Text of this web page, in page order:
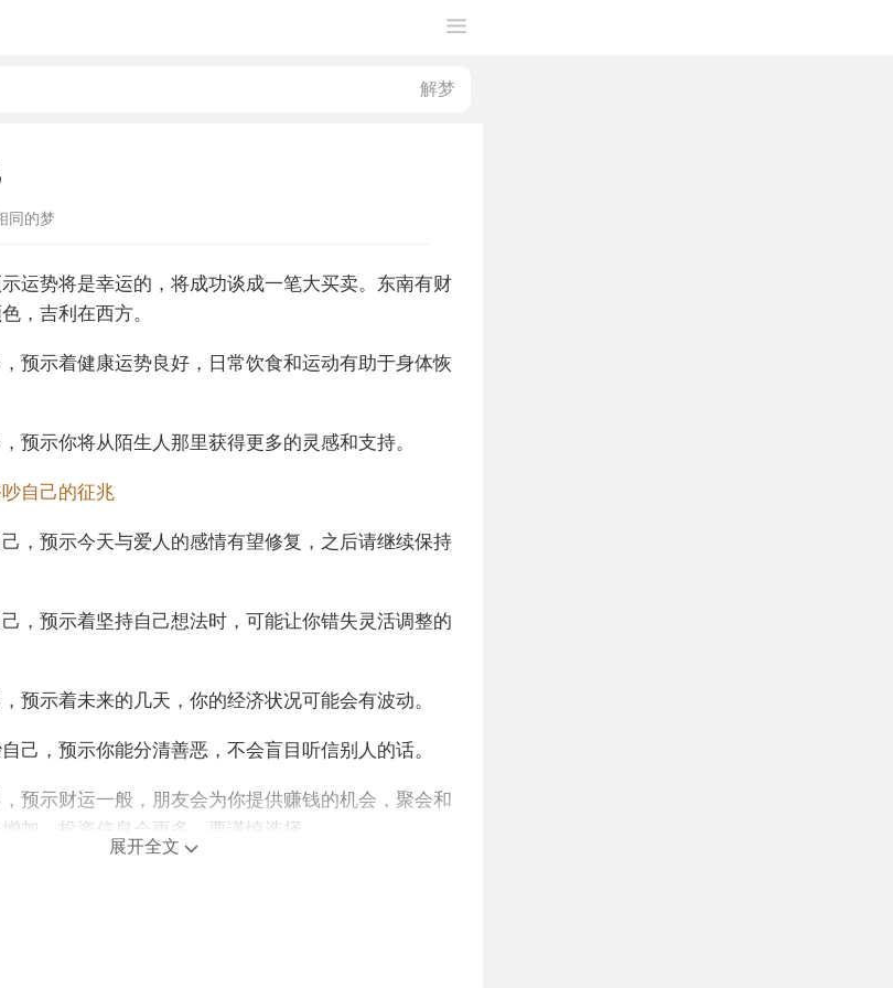
同的梦
运势将是幸运的，将成功谈成一笔大买卖。东南有财
，吉利在西方。
预示着健康运势良好，日常饮食和运动有助于身体恢
预示你将从陌生人那里获得更多的灵感和支持。
自己的征兆
，预示今天与爱人的感情有望修复，之后请继续保持
，预示着坚持自己想法时，可能让你错失灵活调整的
预示着未来的几天，你的经济状况可能会有波动。
己，预示你能分清善恶，不会盲目听信别人的话。
预示财运一般，朋友会为你提供赚钱的机会，聚会和
加，投资信息会更多，要谨慎选择。
展开全文